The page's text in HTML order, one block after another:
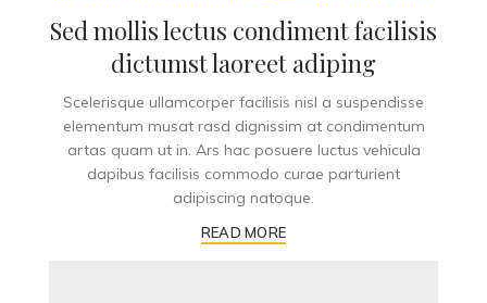
Sed mollis lectus condiment facilisis
dictumst laoreet adiping
Scelerisque ullamcorper facilisis nisl a suspendisse
elementum musat rasd dignissim at condimentum
artas quam ut in. Ars hac posuere luctus vehicula
dapibus facilisis commodo curae parturient
adipiscing natoque.
READ MORE